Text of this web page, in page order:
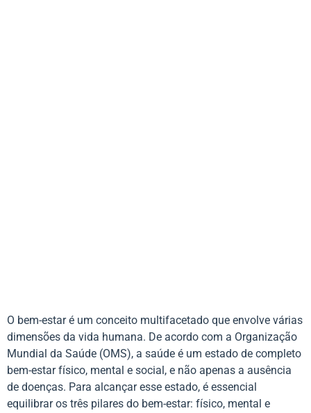
O bem-estar é um conceito multifacetado que envolve várias
dimensões da vida humana. De acordo com a Organização
Mundial da Saúde (OMS), a saúde é um estado de completo
bem-estar físico, mental e social, e não apenas a ausência
de doenças. Para alcançar esse estado, é essencial
equilibrar os três pilares do bem-estar: físico, mental e